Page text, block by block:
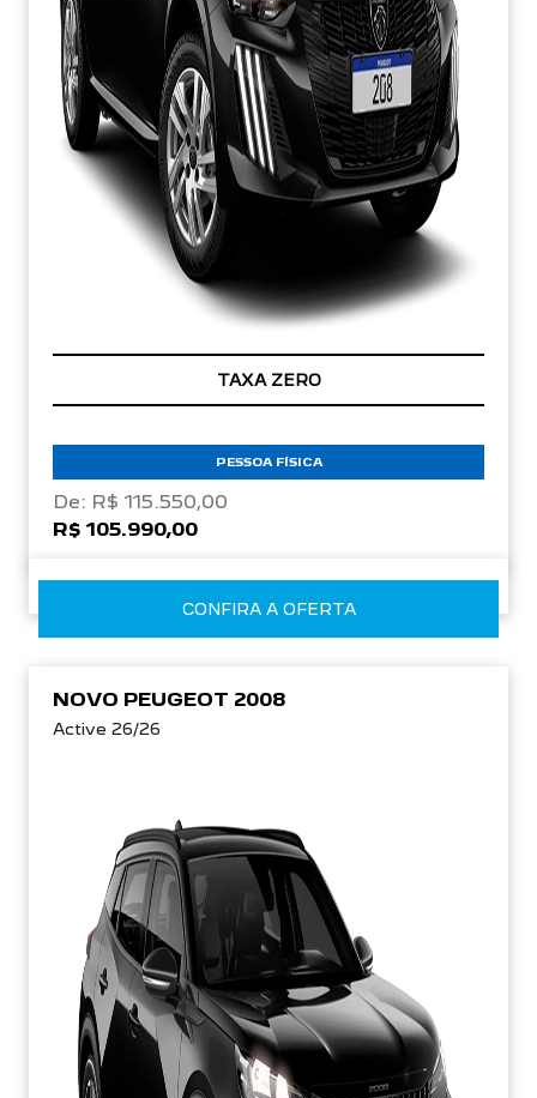
TAXA ZERO
PESSOA FÍSICA
De: R$ 115.550,00
R$ 105.990,00
CONFIRA A OFERTA
NOVO PEUGEOT 2008
Active 26/26